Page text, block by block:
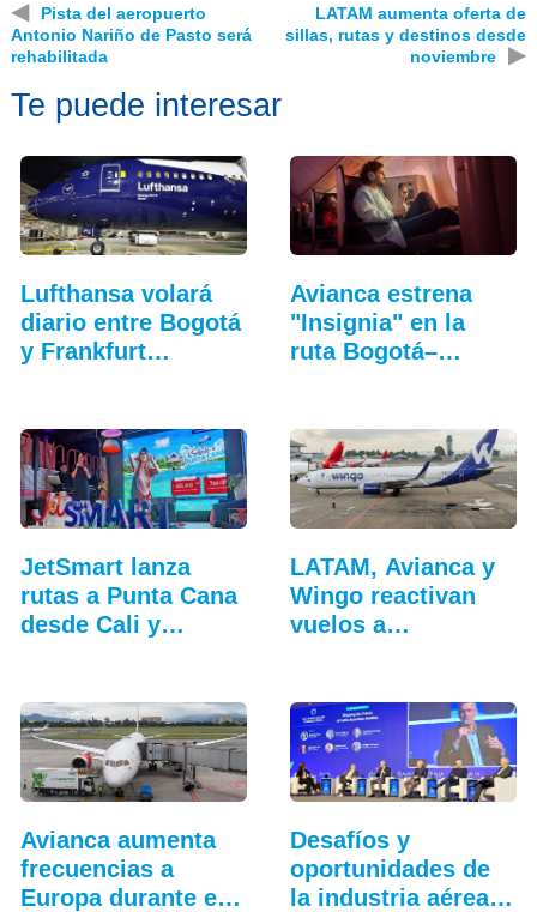
◀
Pista del aeropuerto
Antonio Nariño de Pasto será
rehabilitada
LATAM aumenta oferta de
sillas, rutas y destinos desde
noviembre
▶
Te puede interesar
Lufthansa volará
diario entre Bogotá
y Frankfurt…
Avianca estrena
"Insignia" en la
ruta Bogotá–
JetSmart lanza
rutas a Punta Cana
desde Cali y
LATAM, Avianca y
Wingo reactivan
vuelos a
Avianca aumenta
frecuencias a
Europa durante el
Desafíos y
oportunidades de
la industria aérea